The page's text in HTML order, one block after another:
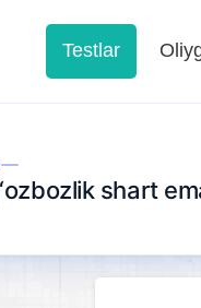
Testlar
shart